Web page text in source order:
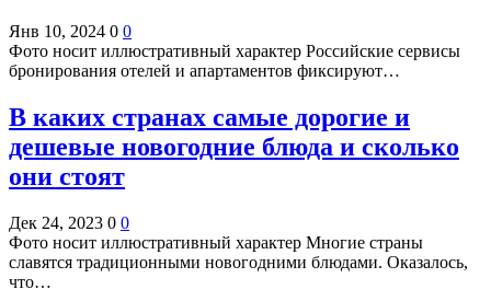
Янв 10, 2024 0 0
Фото носит иллюстративный характер Российские сервисы
бронирования отелей и апартаментов фиксируют…
В каких странах самые дорогие и
дешевые новогодние блюда и сколько
они стоят
Дек 24, 2023 0 0
Фото носит иллюстративный характер Многие страны
славятся традиционными новогодними блюдами. Оказалось,
что…